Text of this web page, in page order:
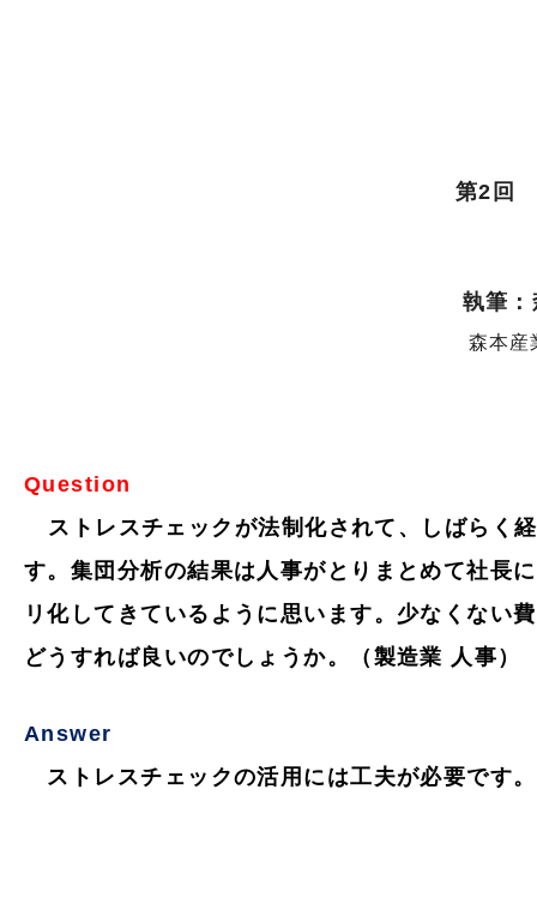
第2回
執筆
森本産
Question
ストレスチェックが法制化されて、しばらく
す。集団分析の結果は人事がとりまとめて社長
リ化してきているように思います。少なくない
どうすれば良いのでしょうか。（製造業 人事）
Answer
ストレスチェックの活用には工夫が必要です